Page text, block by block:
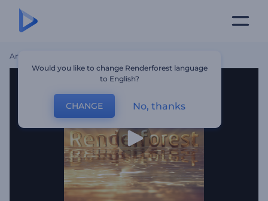
Ana Sayfa
Would you like to change Renderforest language
to English?
CHANGE No, thanks